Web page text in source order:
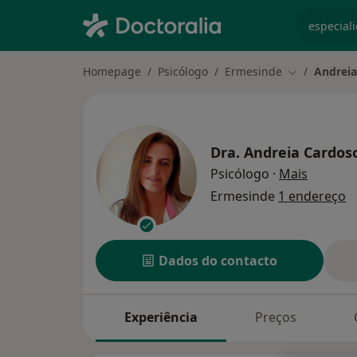
Homepage Psicólogo Ermesinde Mudar de
Dra. Andreia
Psicólogo · Mais
Ermesinde 1 endereço
Dados do contacto
Experiência Preços